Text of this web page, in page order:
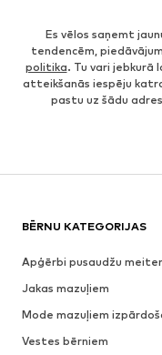
Es vēlos saņemt
tendencēm,
politika. Tu vari jebkurā
atteikšanās iespēju
pastu uz šādu
BĒRNU KATEGORIJAS
Apģērbi pusaudžu
Jakas mazuļiem
Mode mazuļiem
Vestes bērniem